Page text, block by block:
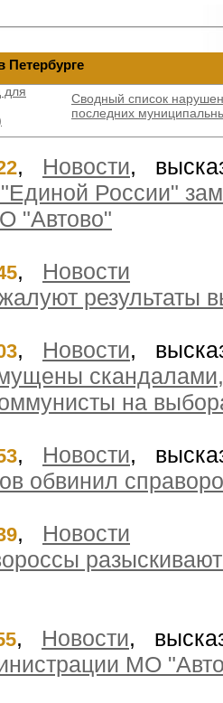
для
Сводный список
последних
, Новости,
России"
"Автово"
, Новости
результаты
, Новости,
на
, Новости,
обвинил
, Новости
, Новости,
МО